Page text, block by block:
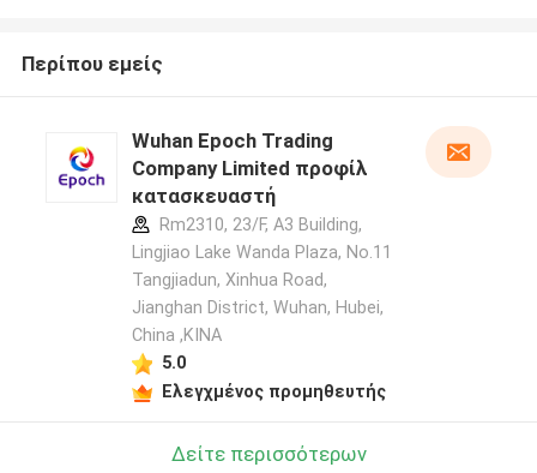
Περίπου εμείς
Wuhan Epoch Trading
Company Limited προφίλ
κατασκευαστή
Rm2310, 23/F, A3 Building,
Lingjiao Lake Wanda Plaza, No.11
Tangjiadun, Xinhua Road,
Jianghan District, Wuhan, Hubei,
China ,ΚΙΝΑ
5.0
Ελεγχμένος προμηθευτής
Δείτε περισσότερων